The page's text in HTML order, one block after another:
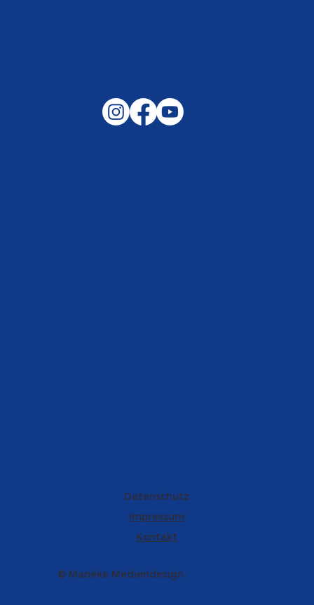
Gemeinsam auf außergewöhnliche
Datenschutz
Impressum
Kontakt
© Maneke Mediendesign